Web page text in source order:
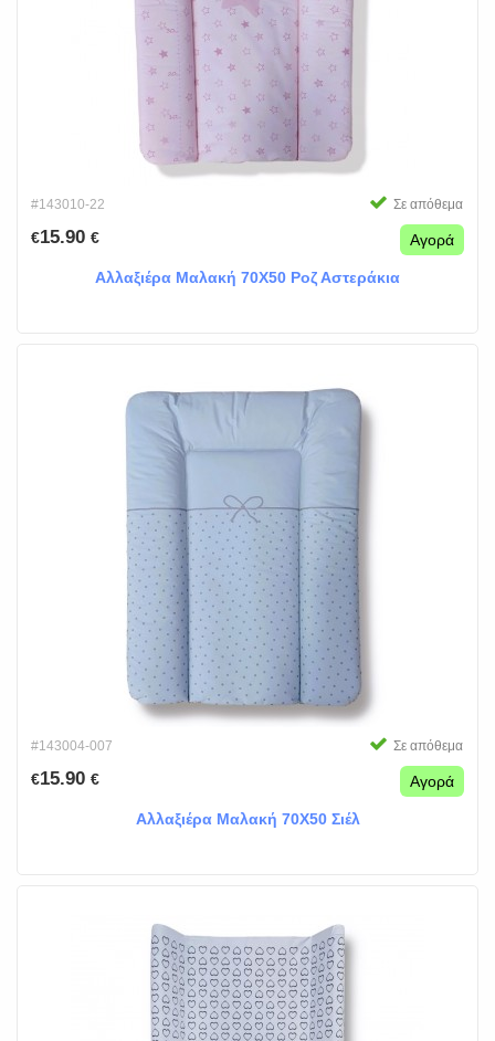
#143010-22 Σε απόθεμα
€15.90 € Αγορά
Αλλαξιέρα Μαλακή 70Χ50 Ροζ Αστεράκια
#143004-007 Σε απόθεμα
€15.90 € Αγορά
Αλλαξιέρα Μαλακή 70Χ50 Σιέλ